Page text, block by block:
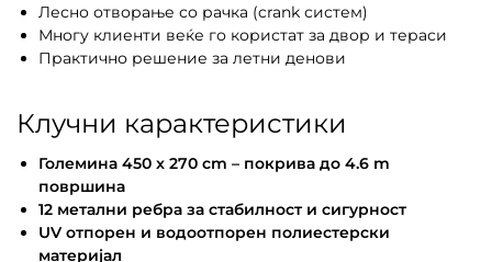
Лесно отворање со рачка (crank систем)
Многу клиенти веќе го користат за двор и тераси
Практично решение за летни денови
Клучни карактеристики
Големина 450 x 270 cm – покрива до 4.6 m
површина
12 метални ребра за стабилност и сигурност
UV отпорен и водоотпорен полиестерски
материјал